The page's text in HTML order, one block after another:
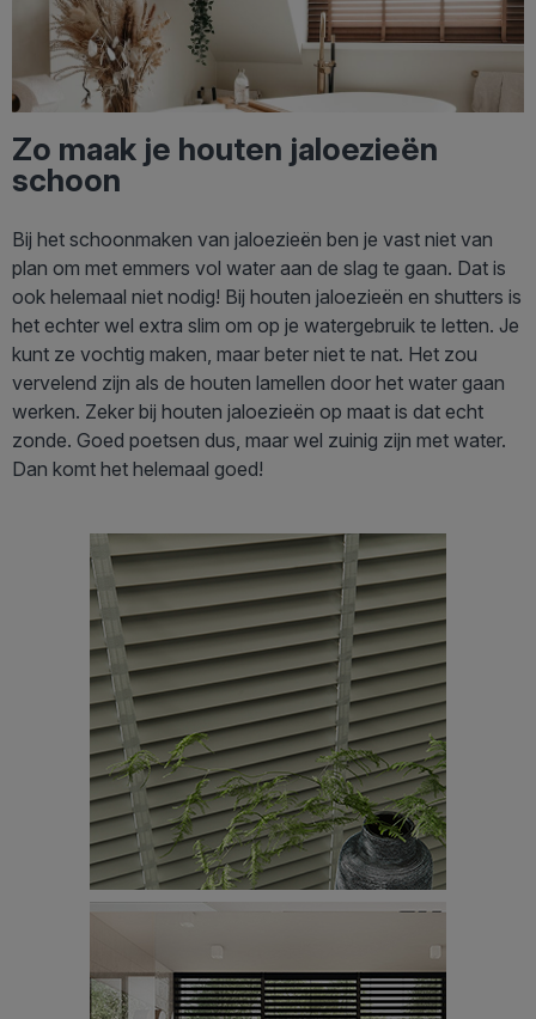
Zo maak je houten jaloezieën
schoon
Bij het schoonmaken van jaloezieën ben je vast niet van
plan om met emmers vol water aan de slag te gaan. Dat is
ook helemaal niet nodig! Bij houten jaloezieën en shutters is
het echter wel extra slim om op je watergebruik te letten. Je
kunt ze vochtig maken, maar beter niet te nat. Het zou
vervelend zijn als de houten lamellen door het water gaan
werken. Zeker bij houten jaloezieën op maat is dat echt
zonde. Goed poetsen dus, maar wel zuinig zijn met water.
Dan komt het helemaal goed!